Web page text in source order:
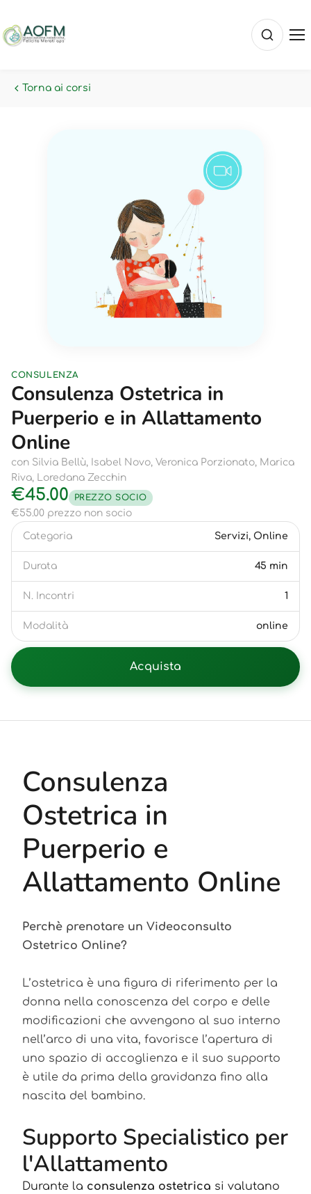
Torna ai corsi
CONSULENZA
Consulenza Ostetrica in
Puerperio e in Allattamento
Online
con Silvia Bellù, Isabel Novo, Veronica Porzionato, Marica
Riva, Loredana Zecchin
€45.00 PREZZO SOCIO
€55.00 prezzo non socio
Categoria Servizi, Online
Durata 45 min
N. Incontri 1
Modalità online
Acquista
Consulenza
Ostetrica in
Puerperio e
Allattamento Online
Perchè prenotare un Videoconsulto
Ostetrico Online?
L’ostetrica è una figura di riferimento per la
donna nella conoscenza del corpo e delle
modificazioni che avvengono al suo interno
nell’arco di una vita, favorisce l’apertura di
uno spazio di accoglienza e il suo supporto
è utile da prima della gravidanza fino alla
nascita del bambino.
Supporto Specialistico per
l'Allattamento
Durante la consulenza ostetrica si valutano